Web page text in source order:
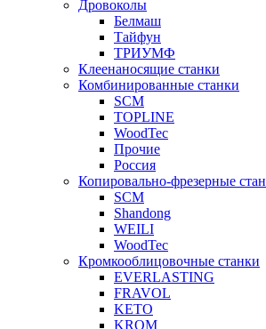
Дровоколы
Белмаш
Тайфун
ТРИУМФ
Клеенаносящие станки
Комбинированные станки
SCM
TOPLINE
WoodTec
Прочие
Россия
Копировально-фрезерные
SCM
Shandong
WEILI
WoodTec
Кромкооблицовочные станки
EVERLASTING
FRAVOL
KETO
KROM